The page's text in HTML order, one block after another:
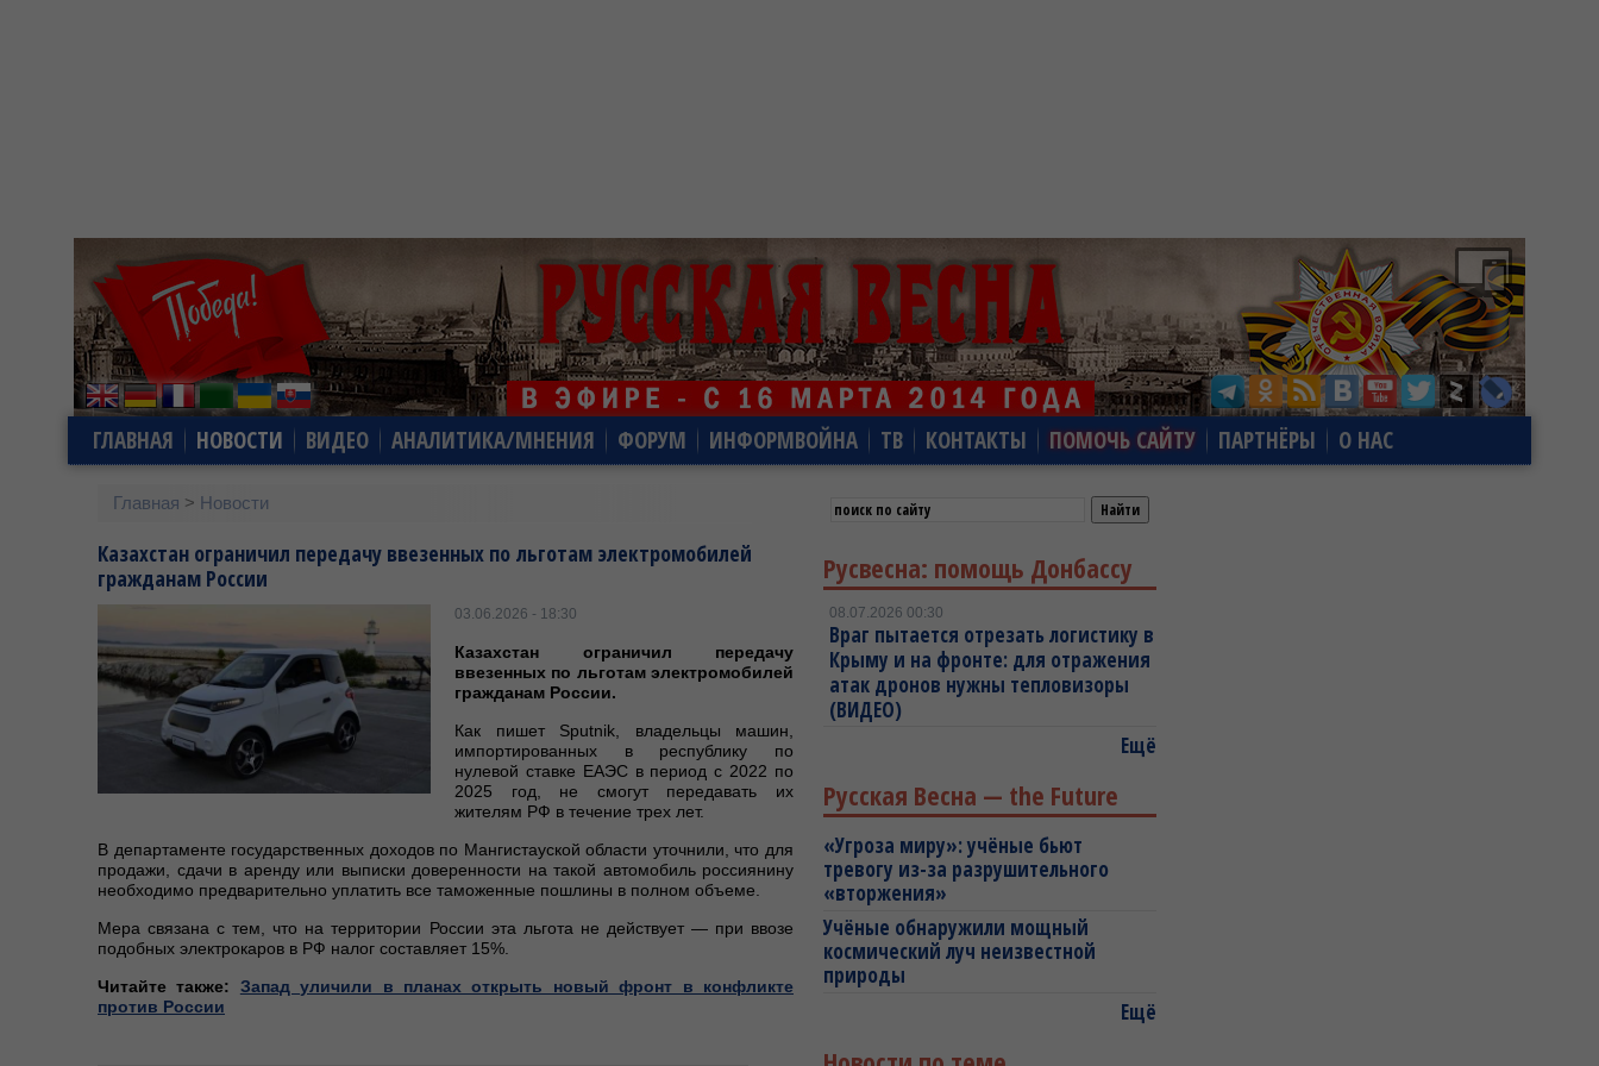
ГЛАВНАЯ НОВОСТИ ВИДЕО АНАЛИТИКА/МНЕНИЯ ФОРУМ ИНФОРМВОЙНА ТВ КОНТАКТЫ ПОМОЧЬ САЙТУ ПАРТНЁРЫ О НАС
Главная > Новости
Казахстан ограничил передачу ввезенных по льготам электромобилей
гражданам России
03.06.2026 - 18:30
Казахстан ограничил передачу
ввезенных по льготам электромобилей
гражданам России.
Как пишет Sputnik, владельцы машин,
импортированных в республику по
нулевой ставке ЕАЭС в период с 2022 по
2025 год, не смогут передавать их
жителям РФ в течение трех лет.
В департаменте государственных доходов по Мангистауской области уточнили, что для
продажи, сдачи в аренду или выписки доверенности на такой автомобиль россиянину
необходимо предварительно уплатить все таможенные пошлины в полном объеме.
Мера связана с тем, что на территории России эта льгота не действует — при ввозе
подобных электрокаров в РФ налог составляет 15%.
Читайте также: Запад уличили в планах открыть новый фронт в конфликте
против России
Русвесна: помощь Донбассу
08.07.2026 00:30
Враг пытается отрезать логистику в
Крыму и на фронте: для отражения
атак дронов нужны тепловизоры
(ВИДЕО)
Ещё
Русская Весна — the Future
«Угроза миру»: учёные бьют
тревогу из-за разрушительного
«вторжения»
Учёные обнаружили мощный
космический луч неизвестной
природы
Ещё